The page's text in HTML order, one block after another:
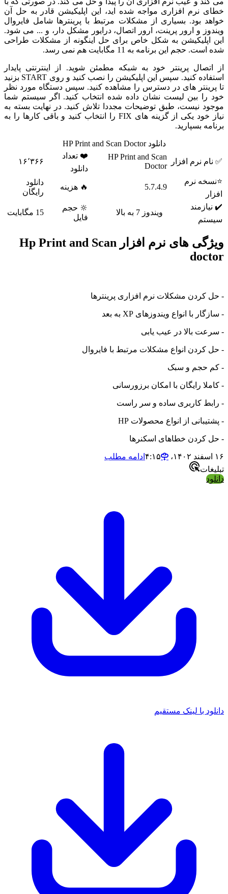
خطای نرم افزاری مواجه شده اید، این اپلیکیشن قادر به حل آن
خواهد بود. بسیاری از مشکلات مرتبط با پرینترها شامل فایروال
ویندوز و ارور پرینت، ارور اتصال، درایور مشکل دار، و ... می شود.
این اپلیکیشن به شکل خاص برای حل اینگونه از مشکلات طراحی
شده است. حجم این برنامه به 11 مگابایت هم نمی رسد.
از اتصال پرینتر خود به شبکه مطمئن شوید. از اینترنتی پایدار
استفاده کنید. سپس این اپلیکیشن را نصب کنید و روی START بزنید
تا پرینتر های در دسترس را مشاهده کنید. سپس دستگاه مورد نظر
خود را بین لیست نشان داده شده انتخاب کنید. اگر سیستم شما
موجود نیست، طبق توضیحات مجددا تلاش کنید. در نهایت بسته به
نیاز خود یکی از گزینه های FIX را انتخاب کنید و باقی کارها را به
برنامه بسپارید.
دانلود HP Print and Scan Doctor
✅ نام نرم افزار
HP Print and Scan
Doctor
❤️ تعداد
دانلود
۱۶٬۳۶۶
⭐نسخه نرم
افزار
5.7.4.9 🔥 هزینه
دانلود
رایگان
✔️ نیازمند
سیستم
ویندوز 7 به بالا
🔆 حجم
فایل
15 مگابایت
ویژگی های نرم افزار Hp Print and Scan
doctor
- حل کردن مشکلات نرم افزاری پرینترها
- سازگار با انواع ویندوزهای XP به بعد
- سرعت بالا در عیب یابی
- حل کردن انواع مشکلات مرتبط با فایروال
- کم حجم و سبک
- کاملا رایگان با امکان برزورسانی
- رابط کاربری ساده و سر راست
- پشتیبانی از انواع محصولات HP
- حل کردن خطاهای اسکنرها
۱۶ اسفند ۱۴۰۲،‏ ۴:۱۵
ادامه مطلب
تبلیغات
دانلود
دانلود با لینک مستقیم